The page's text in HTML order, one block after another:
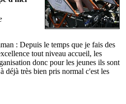
: Depuis le temps que je fais des
tout niveau accueil, les
donc pour les jeunes ils sont
déjà très bien pris normal c'est les